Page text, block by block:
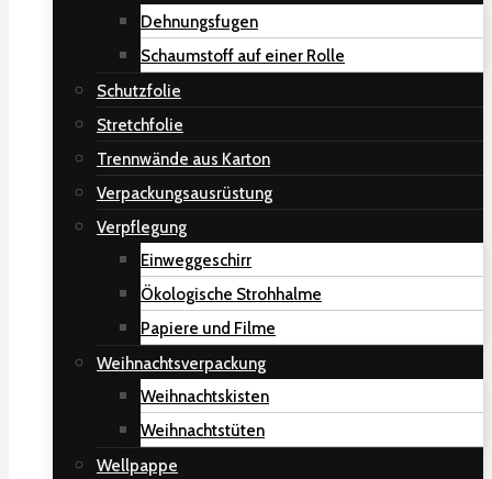
Dehnungsfugen
Schaumstoff auf einer Rolle
Schutzfolie
Stretchfolie
Trennwände aus Karton
Verpackungsausrüstung
Verpflegung
Einweggeschirr
Ökologische Strohhalme
Papiere und Filme
Weihnachtsverpackung
Weihnachtskisten
Weihnachtstüten
Wellpappe